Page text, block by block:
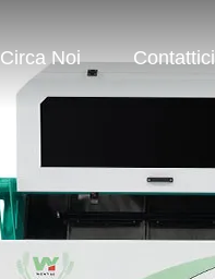
Circa Noi Contattici